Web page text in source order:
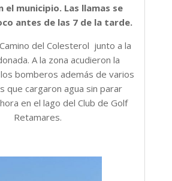
el municipio. Las llamas se
antes de las 7 de la tarde.
del Colesterol junto a la
A la zona acudieron la
los bomberos además de varios
que cargaron agua sin parar
en el lago del Club de Golf
Retamares.